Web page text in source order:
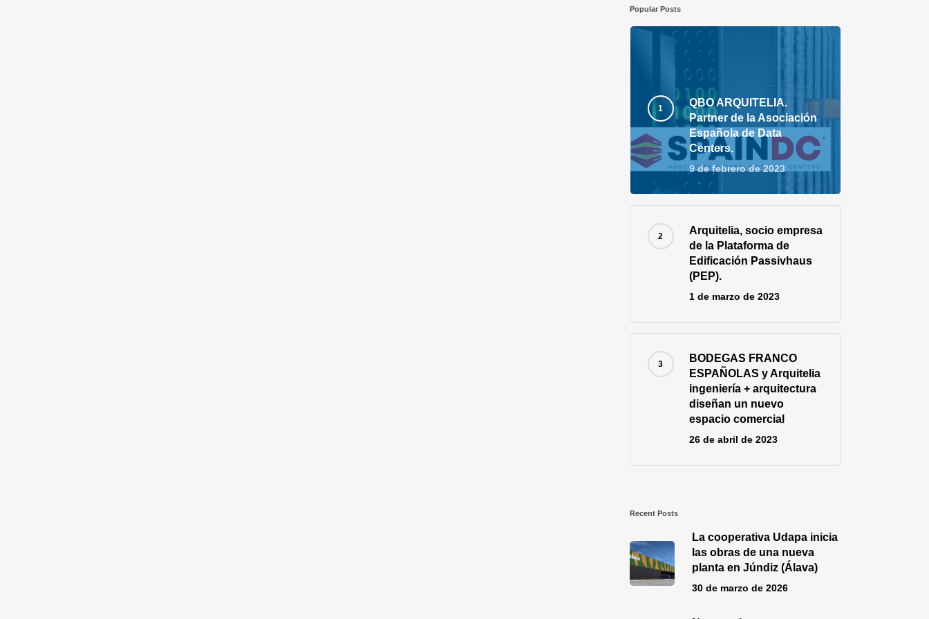
Popular Posts
QBO ARQUITELIA.
Partner de la Asociación
Española de Data
Centers.
9 de febrero de 2023
Arquitelia, socio empresa
de la Plataforma de
Edificación Passivhaus
(PEP).
1 de marzo de 2023
BODEGAS FRANCO
ESPAÑOLAS y Arquitelia
ingeniería + arquitectura
diseñan un nuevo
espacio comercial
26 de abril de 2023
Recent Posts
La cooperativa Udapa inicia
las obras de una nueva
planta en Júndiz (Álava)
30 de marzo de 2026